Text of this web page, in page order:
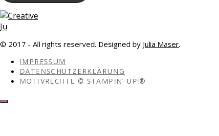
© 2017 - All rights reserved. Designed by Julia Maser.
IMPRESSUM
DATENSCHUTZERKLÄRUNG
MOTIVRECHTE © STAMPIN’ UP!®